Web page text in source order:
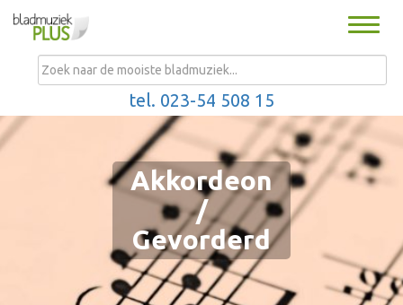
Toggle
tel. 023-54 508 15
MENU
Akkordeon
/
Gevorderd